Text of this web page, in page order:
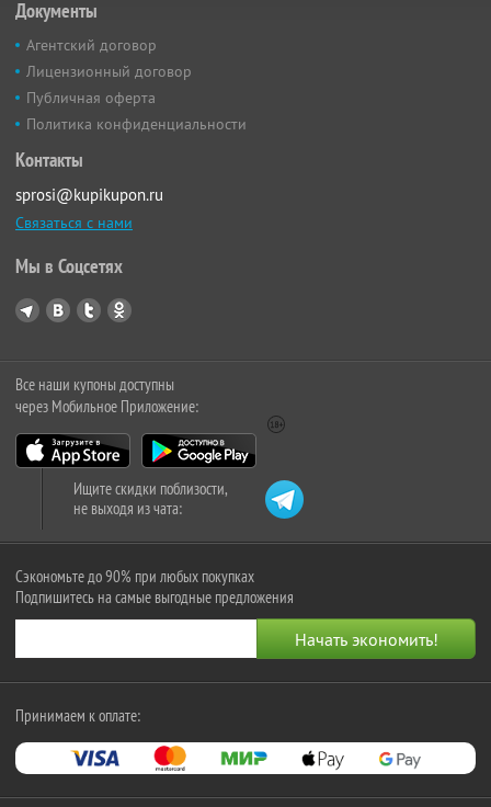
Документы
Агентский договор
Лицензионный договор
Публичная оферта
Политика конфиденциальности
Контакты
sprosi@kupikupon.ru
Связаться с нами
Мы в Соцсетях
Все наши купоны доступны
через Мобильное Приложение:
Ищите скидки поблизости,
не выходя из чата:
Сэкономьте до 90% при любых покупках
Подпишитесь на самые выгодные предложения
Принимаем к оплате: